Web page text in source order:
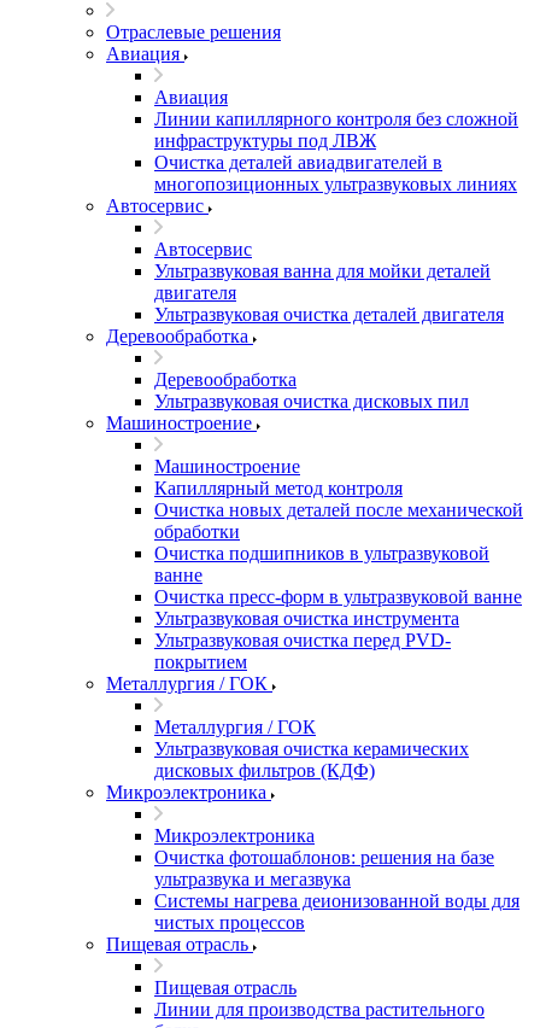
Отраслевые решения
Авиация
Авиация
Линии капиллярного контроля без сложной
инфраструктуры под ЛВЖ
Очистка деталей авиадвигателей в
многопозиционных ультразвуковых линиях
Автосервис
Автосервис
Ультразвуковая ванна для мойки деталей
двигателя
Ультразвуковая очистка деталей двигателя
Деревообработка
Деревообработка
Ультразвуковая очистка дисковых пил
Машиностроение
Машиностроение
Капиллярный метод контроля
Очистка новых деталей после механической
обработки
Очистка подшипников в ультразвуковой
ванне
Очистка пресс-форм в ультразвуковой ванне
Ультразвуковая очистка инструмента
Ультразвуковая очистка перед PVD-
покрытием
Металлургия / ГОК
Металлургия / ГОК
Ультразвуковая очистка керамических
дисковых фильтров (КДФ)
Микроэлектроника
Микроэлектроника
Очистка фотошаблонов: решения на базе
ультразвука и мегазвука
Системы нагрева деионизованной воды для
чистых процессов
Пищевая отрасль
Пищевая отрасль
Линии для производства растительного